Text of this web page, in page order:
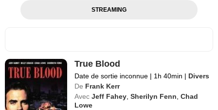
STREAMING
True Blood
Date de sortie inconnue | 1h 40min | Divers
De Frank Kerr
Avec Jeff Fahey,Sherilyn Fenn,Chad
Lowe